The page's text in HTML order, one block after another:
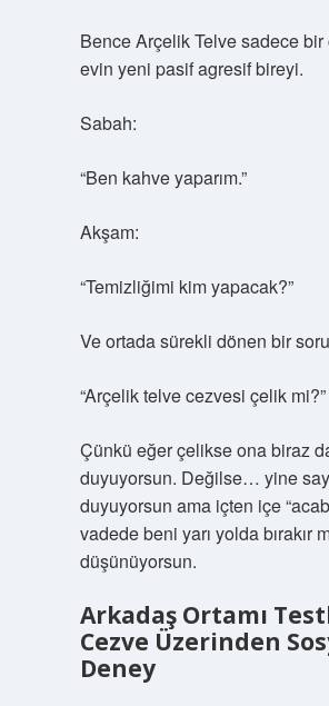
Bence Arçelik Telve sadece
evin yeni pasif agresif bireyi.
Sabah:
“Ben kahve yaparım.”
Akşam:
“Temizliğimi kim yapacak?”
Ve ortada sürekli dönen bir
“Arçelik telve cezvesi çelik mi?”
Çünkü eğer çelikse ona biraz
duyuyorsun. Değilse… yine
duyuyorsun ama içten içe
vadede beni yarı yolda bırakır
düşünüyorsun.
Arkadaş Ortamı
Cezve Üzerinden
Deney